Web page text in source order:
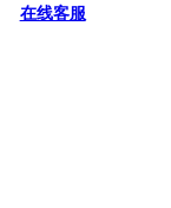
在线客服